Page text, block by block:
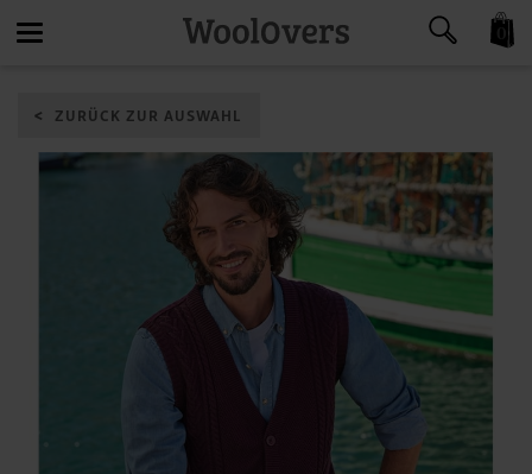
navigation
ZURÜCK ZUR AUSWAHL